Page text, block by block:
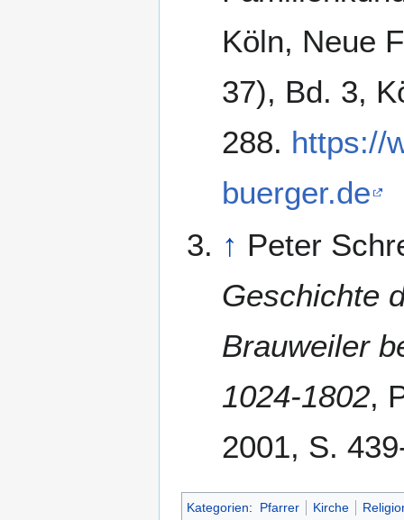
Köln, Neue
37), Bd. 3,
288. https://
buerger.de
↑ Peter
Geschichte
Brauweiler
1024-1802,
2001, S.
Kategorien: Pfarrer Kirche